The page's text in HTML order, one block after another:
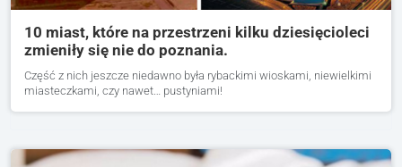
10 miast, które na przestrzeni kilku dziesięcioleci
zmieniły się nie do poznania.
Część z nich jeszcze niedawno była rybackimi wioskami, niewielkimi
miasteczkami, czy nawet… pustyniami!